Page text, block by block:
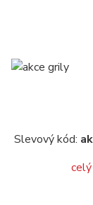
Slevový kód: